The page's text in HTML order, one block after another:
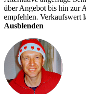
über Angebot bis hin zur
empfehlen. Verkaufswert
Ausblenden